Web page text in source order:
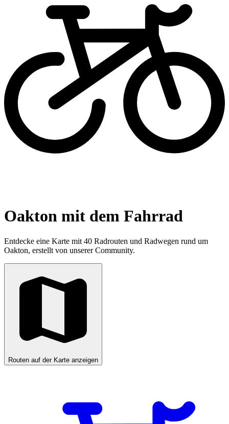
Oakton mit dem Fahrrad
Entdecke eine Karte mit 40 Radrouten und Radwegen rund um
Oakton, erstellt von unserer Community.
Routen auf der Karte anzeigen